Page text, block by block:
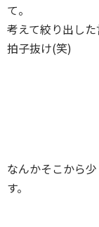
て。
考えて絞り出し
拍子抜け(笑)
なんかそこから
す。